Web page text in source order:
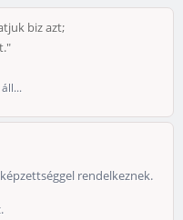
biz azt;
rendelkeznek.